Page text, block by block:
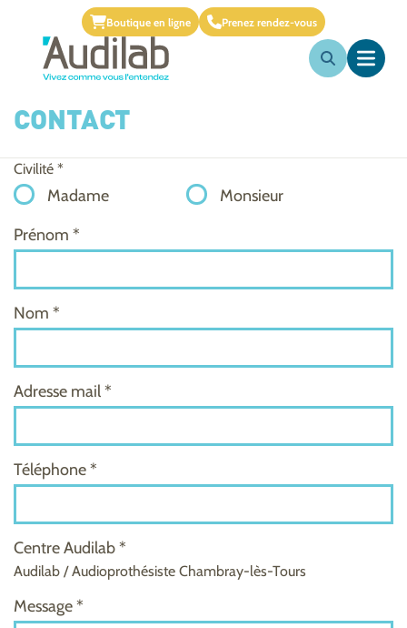
Boutique en ligne Prenez rendez-vous
CONTACT
Civilité *
Madame
Monsieur
Prénom *
Nom *
Adresse mail *
Téléphone *
Centre Audilab *
Audilab / Audioprothésiste Chambray-lès-Tours
Message *